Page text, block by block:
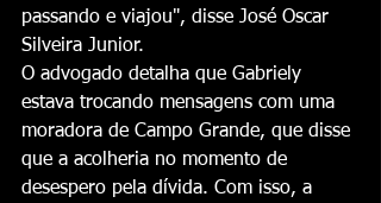
passando e viajou", disse José Oscar
Silveira Junior.
O advogado detalha que Gabriely
estava trocando mensagens com uma
moradora de Campo Grande, que disse
que a acolheria no momento de
desespero pela dívida. Com isso, a